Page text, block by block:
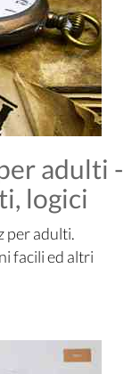
adulti -
logici
per adulti.
facili ed altri